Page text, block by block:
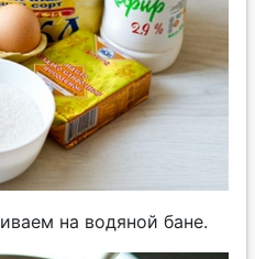
на водяной бане.